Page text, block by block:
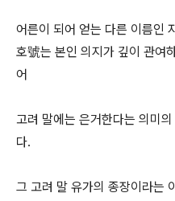
어른이 되어 얻는 다른 이름인
호號는 본인 의지가 깊이 관여
어
고려 말에는 은거한다는 의미
다.
그 고려 말 유가의 종장이라는